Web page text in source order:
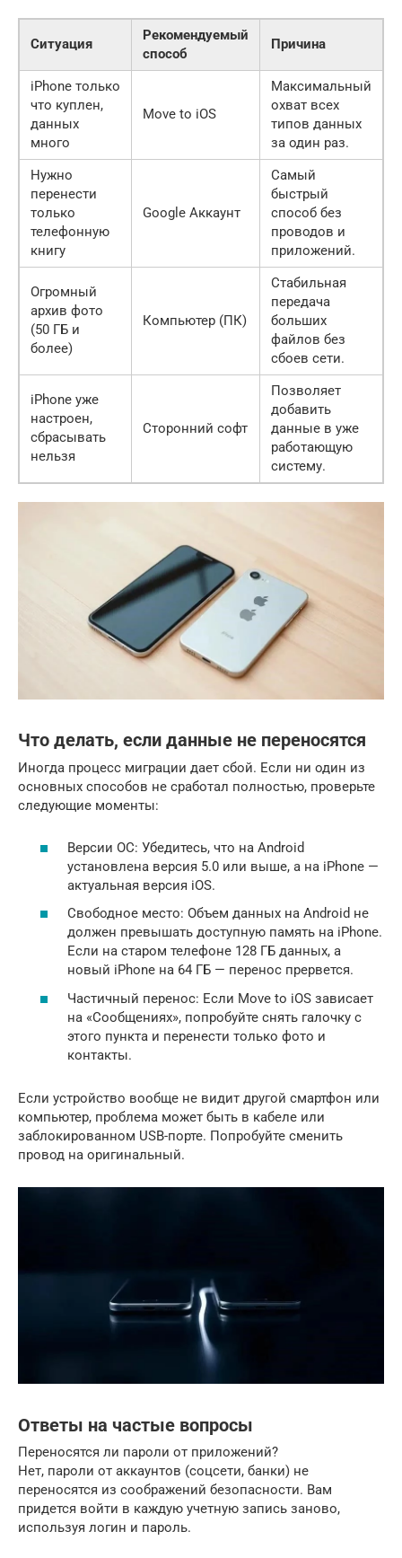
Ситуация
Рекомендуемый
способ
Причина
iPhone только
что куплен,
данных
много
Move to iOS
Максимальный
охват всех
типов данных
за один раз.
Нужно
перенести
только
телефонную
книгу
Google Аккаунт
Самый
быстрый
способ без
проводов и
приложений.
Огромный
архив фото
(50 ГБ и
более)
Компьютер (ПК)
Стабильная
передача
больших
файлов без
сбоев сети.
iPhone уже
настроен,
сбрасывать
нельзя
Сторонний софт
Позволяет
добавить
данные в уже
работающую
систему.
Что делать, если данные не переносятся
Иногда процесс миграции дает сбой. Если ни один из
основных способов не сработал полностью, проверьте
следующие моменты:
Версии ОС: Убедитесь, что на Android
установлена версия 5.0 или выше, а на iPhone —
актуальная версия iOS.
Свободное место: Объем данных на Android не
должен превышать доступную память на iPhone.
Если на старом телефоне 128 ГБ данных, а
новый iPhone на 64 ГБ — перенос прервется.
Частичный перенос: Если Move to iOS зависает
на «Сообщениях», попробуйте снять галочку с
этого пункта и перенести только фото и
контакты.
Если устройство вообще не видит другой смартфон или
компьютер, проблема может быть в кабеле или
заблокированном USB-порте. Попробуйте сменить
провод на оригинальный.
Ответы на частые вопросы
Переносятся ли пароли от приложений?
Нет, пароли от аккаунтов (соцсети, банки) не
переносятся из соображений безопасности. Вам
придется войти в каждую учетную запись заново,
используя логин и пароль.